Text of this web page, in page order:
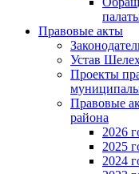
Правовые акты
Устав
Проекты
Правовые
района
2026
2025
2024